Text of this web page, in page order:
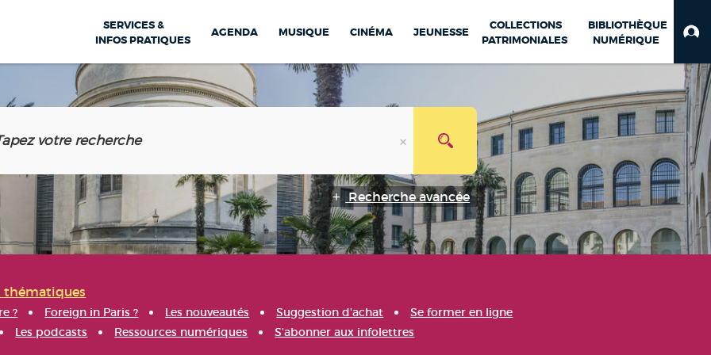
SERVICES &
INFOS PRATIQUES
AGENDA MUSIQUE CINÉMA JEUNESSE
COLLECTIONS
PATRIMONIALES
BIBLIOTHÈQUE
NUMÉRIQUE
Recherche avancée
thématiques
? Foreign in Paris ? Les nouveautés Suggestion d'achat
Se former en ligne
Les podcasts Ressources numériques S'abonner aux infolettres